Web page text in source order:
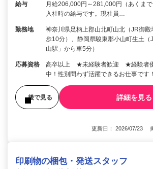
給与
月給206,000円～281,000円（あくま
入社時の給与です。現社員…
勤務地
神奈川県足柄上郡山北町山北（JR御
歩10分）、静岡県駿東郡小山町生土（
山駅」から車5分）
応募資格
高卒以上 ★未経験者歓迎 ★経験者
中！性別問わず活躍できるお仕事です！
後で見る 詳細を見る
更新日： 2026/07/23
印刷物の梱包・発送スタッフ